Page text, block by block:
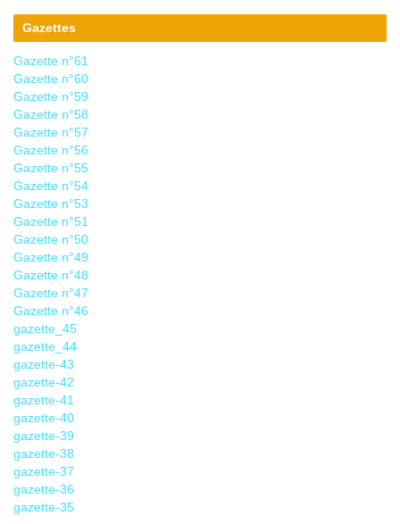
Gazettes
Gazette n°61
Gazette n°60
Gazette n°59
Gazette n°58
Gazette n°57
Gazette n°56
Gazette n°55
Gazette n°54
Gazette n°53
Gazette n°51
Gazette n°50
Gazette n°49
Gazette n°48
Gazette n°47
Gazette n°46
gazette_45
gazette_44
gazette-43
gazette-42
gazette-41
gazette-40
gazette-39
gazette-38
gazette-37
gazette-36
gazette-35